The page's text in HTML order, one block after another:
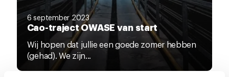
6 september 2023
Cao-traject OWASE van start
Wij hopen dat jullie een goede zomer hebben
(gehad). We zijn...